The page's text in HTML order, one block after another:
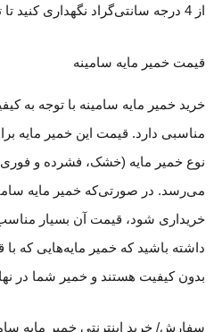
از 4 درجه سانتی‌گراد نگهداری کنید تا تازه بماند و خراب نشود.
قیمت خمیر مایه سامینه
خرید خمیر مایه سامینه با توجه به
مناسبی دارد. قیمت این خمیر مایه
نوع خمیر مایه (خشک، فشرده و
می‌رسد. در صورتی‌که خمیر مایه
خریداری شود، قیمت آن بسیار
داشته باشید که خمیر مایه‌‌هایی که
بدون کیفیت هستند و خمیر شما در
سفارش/ خرید اینترنتی خمیر مایه